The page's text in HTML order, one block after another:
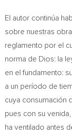
El autor continúa
sobre nuestras
reglamento por el
norma de Dios: la
en el fundamento:
a un período de
cuya consumación
pues con su
ha ventilado antes